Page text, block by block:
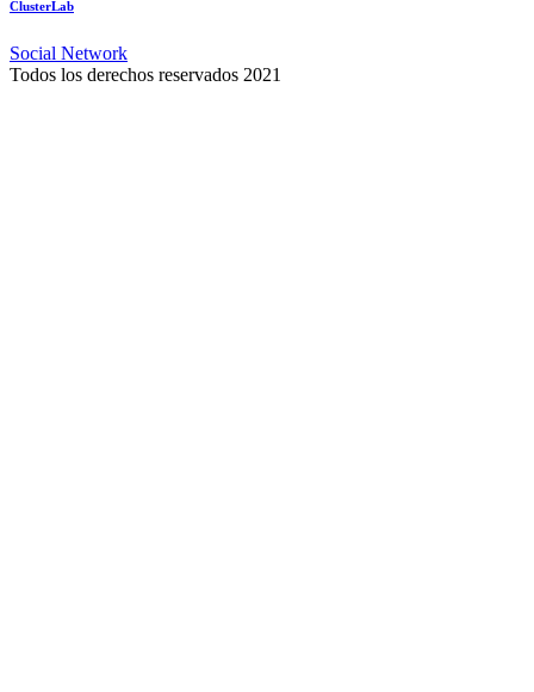
ClusterLab
Social Network
Todos los derechos reservados 2021